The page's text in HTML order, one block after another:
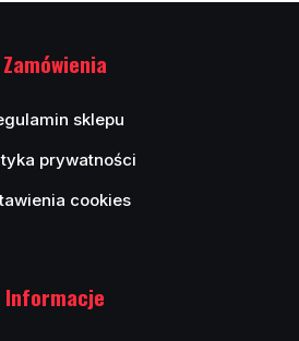
Zamówienia
sklepu
prywatności
cookies
Informacje